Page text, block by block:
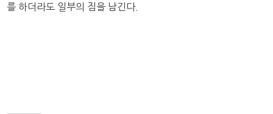
를 하더라도 일부의 짐을 남긴다.